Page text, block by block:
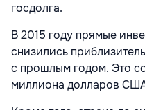
госдолга.
В 2015 году прямые
снизились
с прошлым годом. Это
миллиона долларов